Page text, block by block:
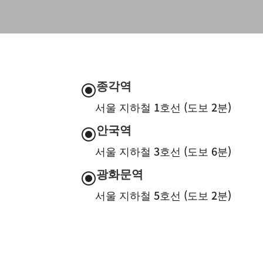
\종각역
서울 지하철 1호선 (도보 2분)
\안국역
서울 지하철 3호선 (도보 6분)
\광화문역
서울 지하철 5호선 (도보 2분)